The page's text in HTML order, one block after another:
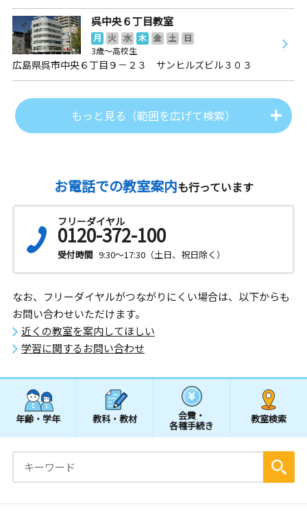
呉中央６丁目教室
月 火 水 木 金 土
日
3歳～高校生
広島県呉市中央６丁目９－２３ サンヒルズビル３０３
もっと見る（範囲を広げて検索）
お電話での教室案内も行っています
フリーダイヤル
0120-372-100
受付時間 9:30～17:30（土日、祝日除く）
なお、フリーダイヤルがつながりにくい場合は、以下からも
お問い合わせいただけます。
近くの教室を案内してほしい
学習に関するお問い合わせ
年齢・学年 教科・教材 会費・
各種手続き
教室検索